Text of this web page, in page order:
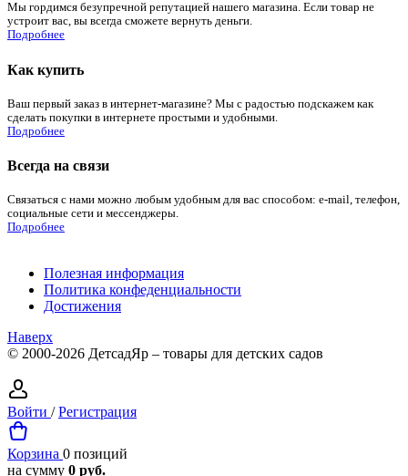
Мы гордимся безупречной репутацией нашего магазина. Если товар не
устроит вас, вы всегда сможете вернуть деньги.
Подробнее
Как купить
Ваш первый заказ в интернет-магазине? Мы с радостью подскажем как
сделать покупки в интернете простыми и удобными.
Подробнее
Всегда на связи
Связаться с нами можно любым удобным для вас способом: e-mail, телефон,
социальные сети и мессенджеры.
Подробнее
Полезная информация
Политика конфеденциальности
Достижения
Наверх
© 2000-2026 ДетсадЯр – товары для детских садов
Войти /Регистрация
Корзина 0 позиций
на сумму 0 руб.